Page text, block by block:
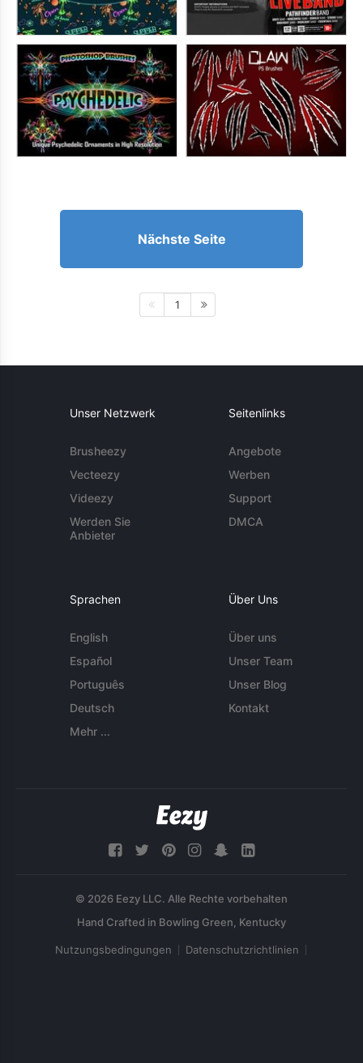
Nächste Seite
1
Unser Netzwerk
Brusheezy
Vecteezy
Videezy
Werden Sie
Anbieter
Seitenlinks
Angebote
Werben
Support
DMCA
Sprachen
English
Español
Português
Deutsch
Mehr ...
Über Uns
Über uns
Unser Team
Unser Blog
Kontakt
© 2026 Eezy LLC. Alle Rechte vorbehalten
Nutzungsbedingungen Datenschutzrichtlinien